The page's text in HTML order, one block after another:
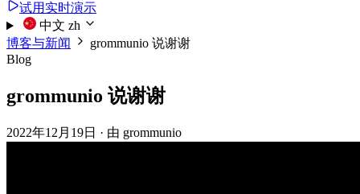
试用实时演示
中文 zh
博客与新闻
grommunio 说谢谢
Blog
grommunio 说谢谢
2022年12月19日 · 由 grommunio